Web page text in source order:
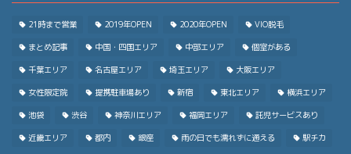
21時まで営業 2019年OPEN 2020年OPEN VIO脱毛
まとめ記事 中国・四国エリア 中部エリア 個室がある
千葉エリア 名古屋エリア 埼玉エリア 大阪エリア
女性限定院 提携駐車場あり 新宿 東北エリア 横浜エリア
池袋 渋谷 神奈川エリア 福岡エリア 託児サービスあり
近畿エリア 都内 銀座 雨の日でも濡れずに通える 駅チカ